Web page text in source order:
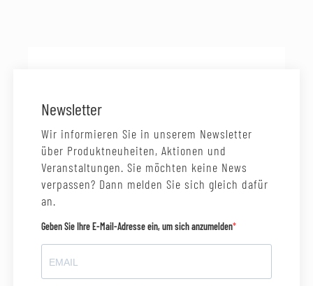
Newsletter
Wir informieren Sie in unserem Newsletter
über Produktneuheiten, Aktionen und
Veranstaltungen. Sie möchten keine News
verpassen? Dann melden Sie sich gleich dafür
an.
Geben Sie Ihre E-Mail-Adresse ein, um sich anzumelden